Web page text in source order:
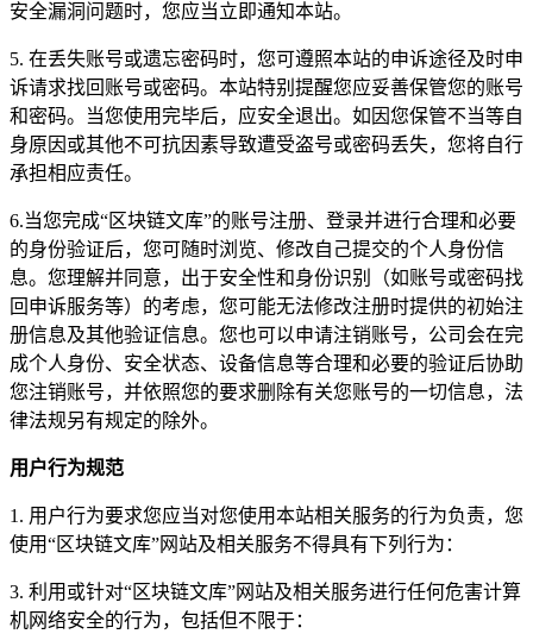
安全漏洞问题时，您应当立即通知本站。
5. 在丢失账号或遗忘密码时，您可遵照本站的申诉途径及时申
诉请求找回账号或密码。本站特别提醒您应妥善保管您的账号
和密码。当您使用完毕后，应安全退出。如因您保管不当等自
身原因或其他不可抗因素导致遭受盗号或密码丢失，您将自行
承担相应责任。
6.当您完成“区块链文库”的账号注册、登录并进行合理和必要
的身份验证后，您可随时浏览、修改自己提交的个人身份信
息。您理解并同意，出于安全性和身份识别（如账号或密码找
回申诉服务等）的考虑，您可能无法修改注册时提供的初始注
册信息及其他验证信息。您也可以申请注销账号，公司会在完
成个人身份、安全状态、设备信息等合理和必要的验证后协助
您注销账号，并依照您的要求删除有关您账号的一切信息，法
律法规另有规定的除外。
用户行为规范
1. 用户行为要求您应当对您使用本站相关服务的行为负责，您
使用“区块链文库”网站及相关服务不得具有下列行为：
3. 利用或针对“区块链文库”网站及相关服务进行任何危害计算
机网络安全的行为，包括但不限于：